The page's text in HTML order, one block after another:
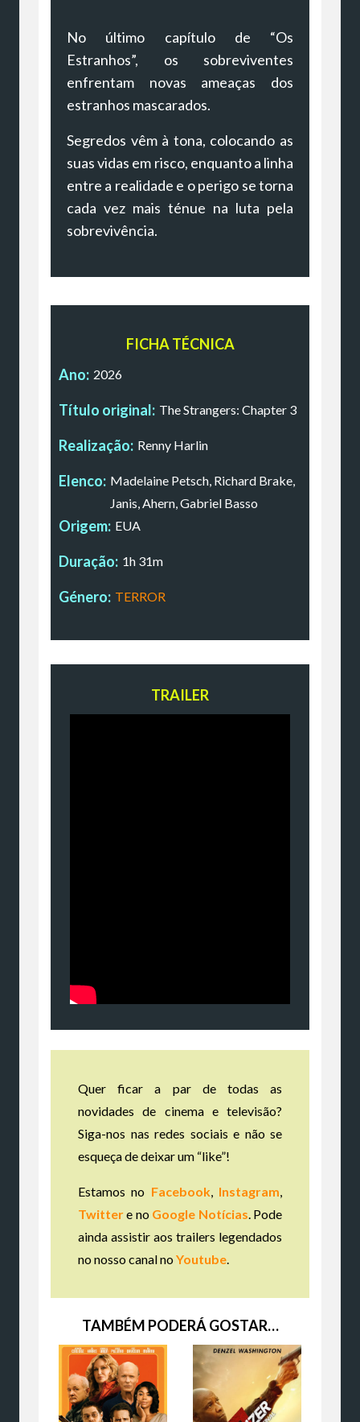
No último capítulo de “Os
Estranhos”, os sobreviventes
enfrentam novas ameaças dos
estranhos mascarados.
Segredos vêm à tona, colocando as
suas vidas em risco, enquanto a linha
entre a realidade e o perigo se torna
cada vez mais ténue na luta pela
sobrevivência.
FICHA TÉCNICA
Ano: 2026
Título original: The Strangers: Chapter 3
Realização: Renny Harlin
Elenco: Madelaine Petsch, Richard Brake,
Janis, Ahern, Gabriel Basso
Origem: EUA
Duração: 1h 31m
Género: TERROR
TRAILER
Quer ficar a par de todas as
novidades de cinema e televisão?
Siga-nos nas redes sociais e não se
esqueça de deixar um “like”!
Estamos no Facebook, Instagram
Twittere no Google Notícias . Pode
ainda assistir aos trailers legendados
no nosso canal noYoutube
TAMBÉM PODERÁ GOSTAR…